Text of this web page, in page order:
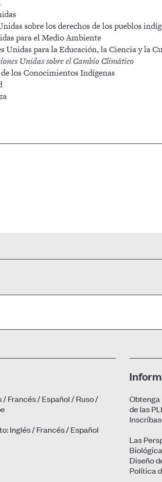
sobre los derechos de los pueblos
para el Medio Ambiente
para la Educación, la Ciencia y la
Unidas sobre el Cambio Climático
los Conocimientos Indígenas
/Francés/Español/Ruso/
Inglés/Francés/Español
de las
Las
Diseño
Política